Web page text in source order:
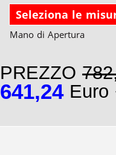
Seleziona le
Mano di Apertura
PREZZO
641,24Euro